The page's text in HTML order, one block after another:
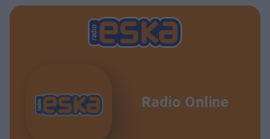
Radio Online